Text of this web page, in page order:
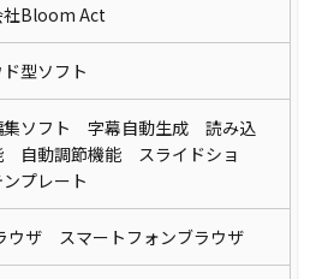
社Bloom Act
ド型ソフト
集ソフト 字幕自動生成 読み込
自動調節機能 スライドショ
プレート
ウザ スマートフォンブラウザ